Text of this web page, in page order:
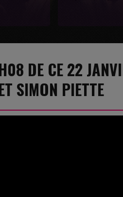
DE CE 22
SIMON PIETTE